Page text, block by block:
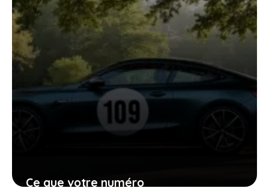
Ce que votre numéro